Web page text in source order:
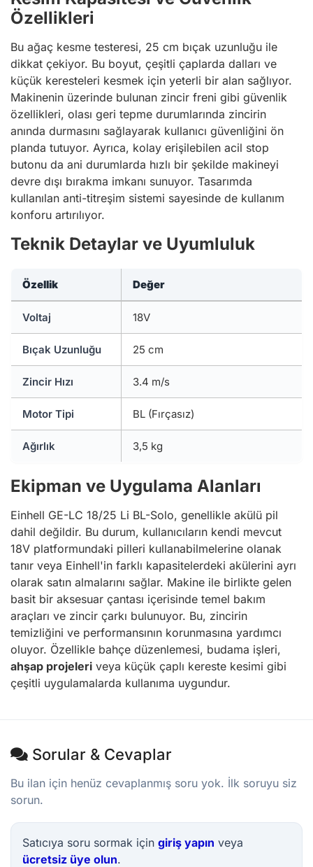
Özellikleri
Bu ağaç kesme testeresi, 25 cm bıçak uzunluğu ile
dikkat çekiyor. Bu boyut, çeşitli çaplarda dalları ve
küçük keresteleri kesmek için yeterli bir alan sağlıyor.
Makinenin üzerinde bulunan zincir freni gibi güvenlik
özellikleri, olası geri tepme durumlarında zincirin
anında durmasını sağlayarak kullanıcı güvenliğini ön
planda tutuyor. Ayrıca, kolay erişilebilen acil stop
butonu da ani durumlarda hızlı bir şekilde makineyi
devre dışı bırakma imkanı sunuyor. Tasarımda
kullanılan anti-titreşim sistemi sayesinde de kullanım
konforu artırılıyor.
Teknik Detaylar ve Uyumluluk
Özellik Değer
Voltaj 18V
Bıçak Uzunluğu 25 cm
Zincir Hızı 3.4 m/s
Motor Tipi BL (Fırçasız)
Ağırlık 3,5 kg
Ekipman ve Uygulama Alanları
Einhell GE-LC 18/25 Li BL-Solo, genellikle akülü pil
dahil değildir. Bu durum, kullanıcıların kendi mevcut
18V platformundaki pilleri kullanabilmelerine olanak
tanır veya Einhell'in farklı kapasitelerdeki akülerini ayrı
olarak satın almalarını sağlar. Makine ile birlikte gelen
basit bir aksesuar çantası içerisinde temel bakım
araçları ve zincir çarkı bulunuyor. Bu, zincirin
temizliğini ve performansının korunmasına yardımcı
oluyor. Özellikle bahçe düzenlemesi, budama işleri,
ahşap projeleri veya küçük çaplı kereste kesimi gibi
çeşitli uygulamalarda kullanıma uygundur.
Sorular & Cevaplar
Bu ilan için henüz cevaplanmış soru yok. İlk soruyu siz
sorun.
Satıcıya soru sormak için giriş yapın veya
ücretsiz üye olun.